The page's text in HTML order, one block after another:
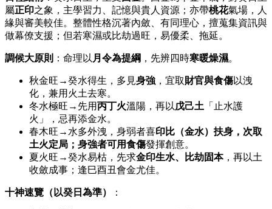
屬正印之象，主學習力、記憶與貴人資源；亦帶桃花氣場，人
緣與審美較佳。整體性格沉著內斂、有同理心，擅蒐集資訊與
做幕僚支援；但若寒濕或比劫過旺，易優柔、拖延。
調候大原則 ：命理以 月令為提綱 ，先辨四時寒暖燥濕。
秋金旺→癸水得生，多見身強 ，宜取財官與食傷以洩
化，兼用火土去寒。
冬水極旺→先用丙丁火溫陽，再以 戊己土 「止水護
火」，忌再添金水。
春木旺→水多外洩，身弱者喜印比（金水） 扶身，次取
土火定局；身強者可用食傷發揮創意。
夏火旺→癸水易枯，先求金印生水、比劫固本，再以土
收斂成事；逢巳酉丑會金尤佳。
十神速覽（以癸日為準） ：